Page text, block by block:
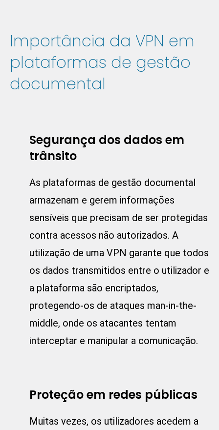
Importância da VPN em
plataformas de gestão
documental
Segurança dos dados em
trânsito
As plataformas de gestão documental
armazenam e gerem informações
sensíveis que precisam de ser protegidas
contra acessos não autorizados. A
utilização de uma VPN garante que todos
os dados transmitidos entre o utilizador e
a plataforma são encriptados,
protegendo-os de ataques man-in-the-
middle, onde os atacantes tentam
interceptar e manipular a comunicação.
Proteção em redes públicas
Muitas vezes, os utilizadores acedem a